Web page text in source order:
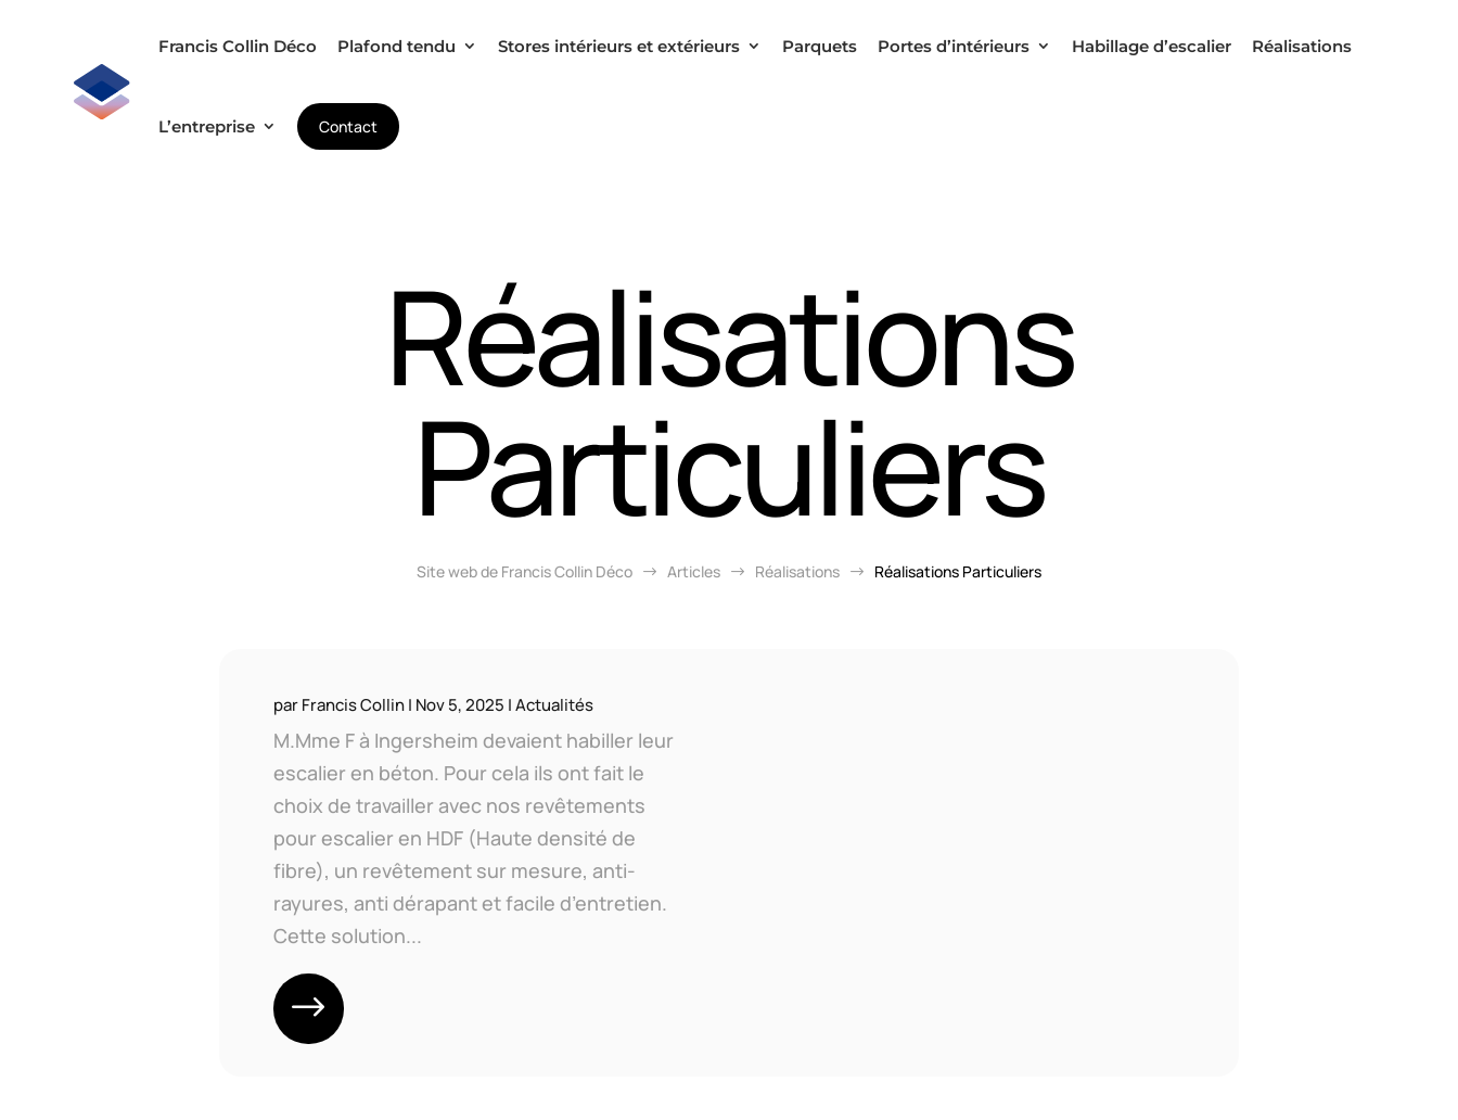
Francis Collin Déco Plafond tendu Stores intérieurs et extérieurs Parquets Portes d’intérieurs Habillage d’escalier Réalisations
L’entreprise Contact
Réalisations
Particuliers
Site web de Francis Collin Déco $ Articles $ Réalisations $ Réalisations Particuliers
parFrancis Collin| Nov 5, 2025 |Actualités
M.Mme F à Ingersheim devaient habiller leur
escalier en béton. Pour cela ils ont fait le
choix de travailler avec nos revêtements
pour escalier en HDF (Haute densité de
fibre), un revêtement sur mesure, anti-
rayures, anti dérapant et facile d’entretien.
Cette solution...